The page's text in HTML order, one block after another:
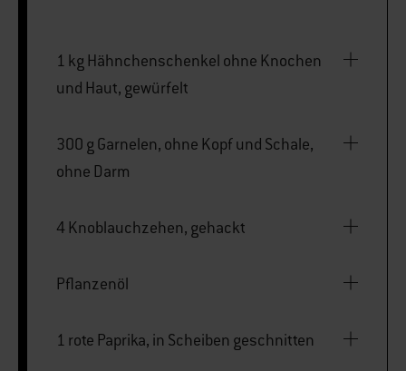
1 kg Hähnchenschenkel ohne Knochen
und Haut, gewürfelt
300 g Garnelen, ohne Kopf und Schale,
ohne Darm
4 Knoblauchzehen, gehackt
Pflanzenöl
1 rote Paprika, in Scheiben geschnitten